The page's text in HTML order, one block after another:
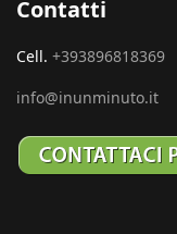
Contatti
Cell. +393896818369
info@inunminuto.it